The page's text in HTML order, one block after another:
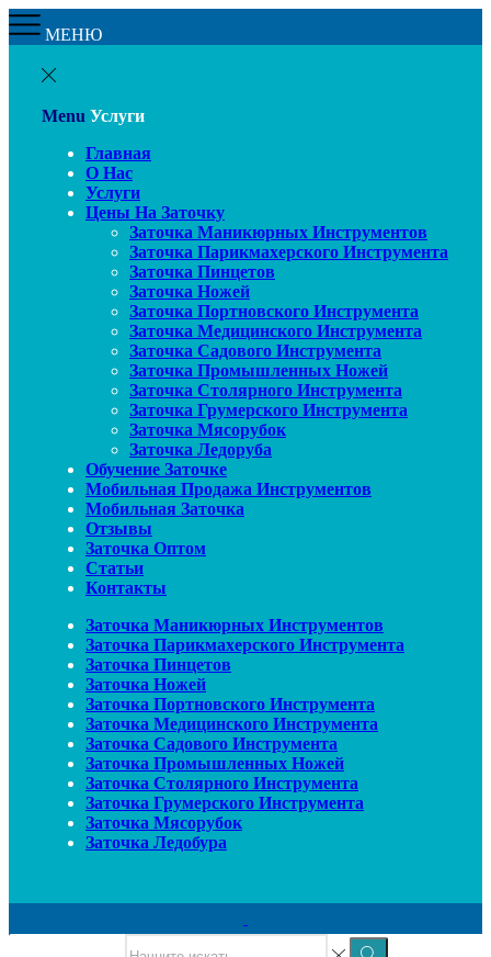
МЕНЮ
Menu Услуги
Главная
О Нас
Услуги
Цены На Заточку
Заточка Маникюрных Инструментов
Заточка Парикмахерского Инструмента
Заточка Пинцетов
Заточка Ножей
Заточка Портновского Инструмента
Заточка Медицинского Инструмента
Заточка Садового Инструмента
Заточка Промышленных Ножей
Заточка Столярного Инструмента
Заточка Грумерского Инструмента
Заточка Мясорубок
Заточка Ледоруба
Обучение Заточке
Мобильная Продажа Инструментов
Мобильная Заточка
Отзывы
Заточка Оптом
Статьи
Контакты
Заточка Маникюрных Инструментов
Заточка Парикмахерского Инструмента
Заточка Пинцетов
Заточка Ножей
Заточка Портновского Инструмента
Заточка Медицинского Инструмента
Заточка Садового Инструмента
Заточка Промышленных Ножей
Заточка Столярного Инструмента
Заточка Грумерского Инструмента
Заточка Мясорубок
Заточка Ледобура